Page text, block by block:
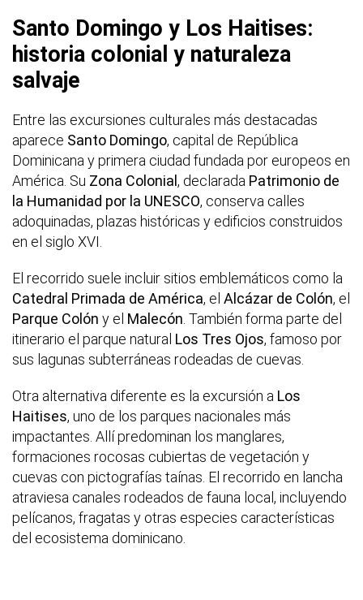
Santo Domingo y Los Haitises:
historia colonial y naturaleza
salvaje
Entre las excursiones culturales más destacadas
aparece Santo Domingo, capital de República
Dominicana y primera ciudad fundada por europeos en
América. Su Zona Colonial, declarada Patrimonio de
la Humanidad por la UNESCO, conserva calles
adoquinadas, plazas históricas y edificios construidos
en el siglo XVI.
El recorrido suele incluir sitios emblemáticos como la
Catedral Primada de América, el Alcázar de Colón, el
Parque Colón y el Malecón . También forma parte del
itinerario el parque natural Los Tres Ojos, famoso por
sus lagunas subterráneas rodeadas de cuevas.
Otra alternativa diferente es la excursión a Los
Haitises, uno de los parques nacionales más
impactantes. Allí predominan los manglares,
formaciones rocosas cubiertas de vegetación y
cuevas con pictografías taínas. El recorrido en lancha
atraviesa canales rodeados de fauna local, incluyendo
pelícanos, fragatas y otras especies características
del ecosistema dominicano.